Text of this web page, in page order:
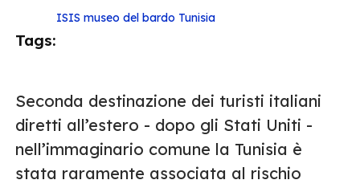
Tags:
ISIS museo del bardo Tunisia
Seconda destinazione dei turisti italiani
diretti all’estero - dopo gli Stati Uniti -
nell’immaginario comune la Tunisia è
stata raramente associata al rischio